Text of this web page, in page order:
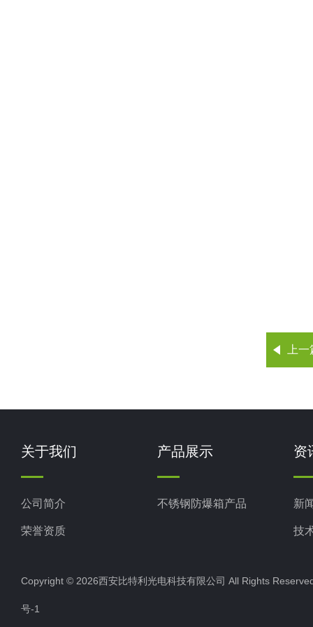
上
关于我们
公司简介
荣誉资质
产品展示
不锈钢防爆箱产品
资
新
技
Copyright © 2026西安比特利光电科技有限公司 All Rights
号-1